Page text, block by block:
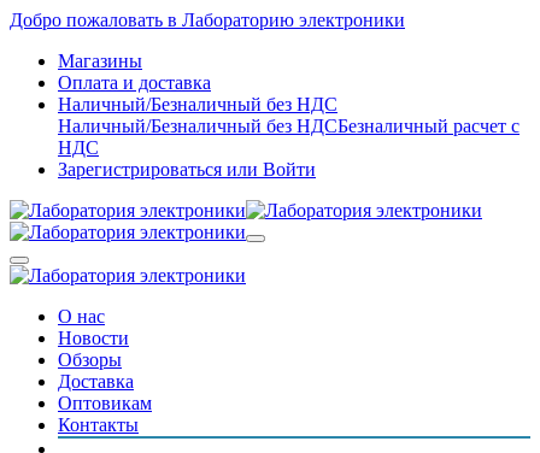
Добро пожаловать в Лабораторию электроники
Магазины
Оплата и доставка
Наличный/Безналичный без НДС
Наличный/Безналичный без НДСБезналичный расчет с
НДС
Зарегистрироваться или Войти
О нас
Новости
Обзоры
Доставка
Оптовикам
Контакты